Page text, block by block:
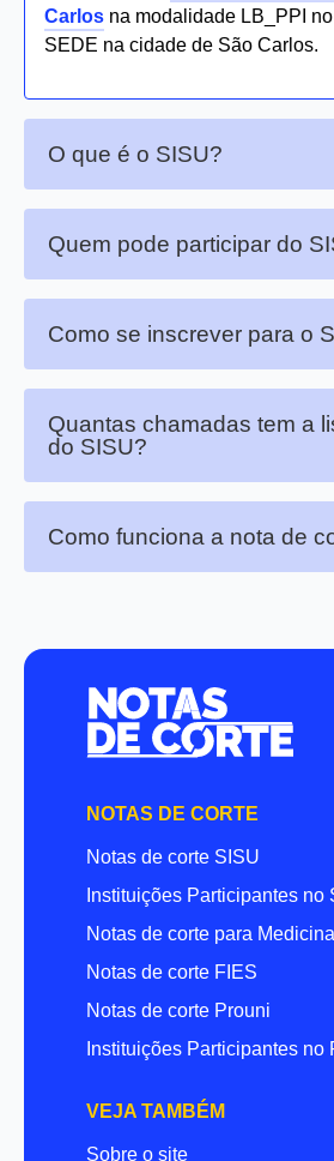
Carlos na modalidade LB_PPI
SEDE na cidade de São Carlos.
O que é o SISU?
Quem pode participar do
Como se inscrever para o
Quantas chamadas tem a
do SISU?
Como funciona a nota de
NOTAS DE CORTE
Notas de corte SISU
Instituições Participantes no
Notas de corte para Medicina
Notas de corte FIES
Notas de corte Prouni
Instituições Participantes no
VEJA TAMBÉM
Sobre o site